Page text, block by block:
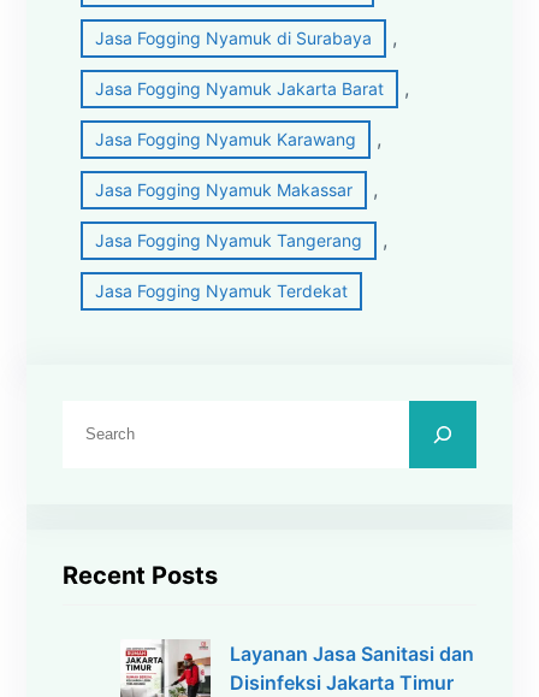
Jasa Fogging Nyamuk di Surabaya ,
Jasa Fogging Nyamuk Jakarta Barat ,
Jasa Fogging Nyamuk Karawang ,
Jasa Fogging Nyamuk Makassar ,
Jasa Fogging Nyamuk Tangerang ,
Jasa Fogging Nyamuk Terdekat
Recent Posts
Layanan Jasa Sanitasi dan
Disinfeksi Jakarta Timur